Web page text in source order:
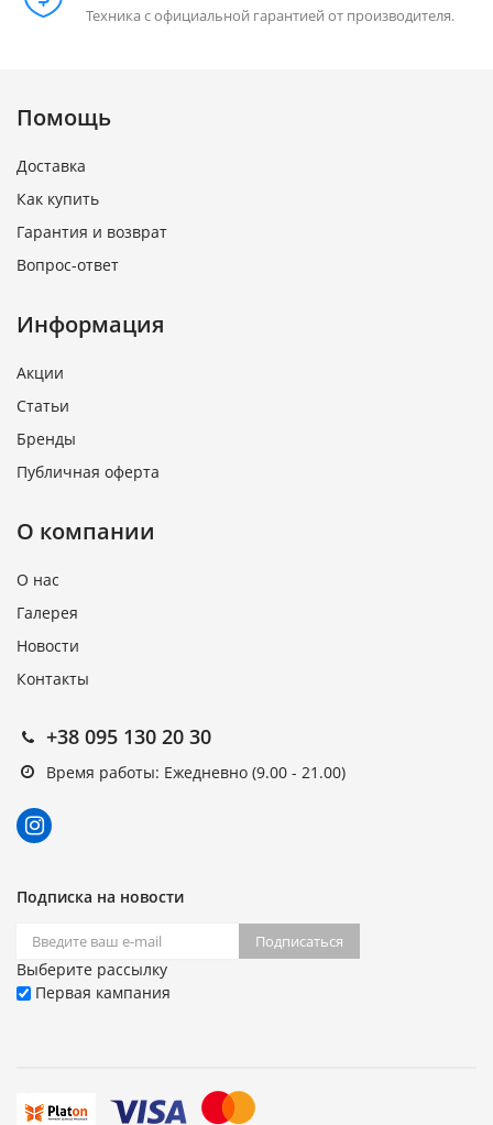
Техника с официальной гарантией от производителя.
Помощь
Доставка
Как купить
Гарантия и возврат
Вопрос-ответ
Информация
Акции
Статьи
Бренды
Публичная оферта
О компании
О нас
Галерея
Новости
Контакты
+38 095 130 20 30
Время работы: Ежедневно (9.00 - 21.00)
Подписка на новости
Подписаться
Выберите рассылку
Первая кампания